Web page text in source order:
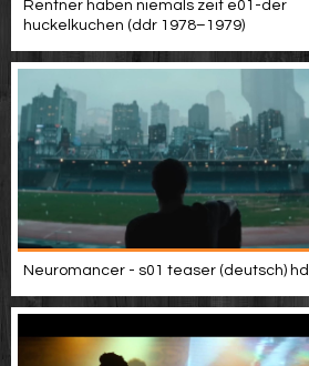
Rentner haben niemals zeit e01-der
huckelkuchen (ddr 1978–1979)
Neuromancer - s01 teaser (deutsch) hd